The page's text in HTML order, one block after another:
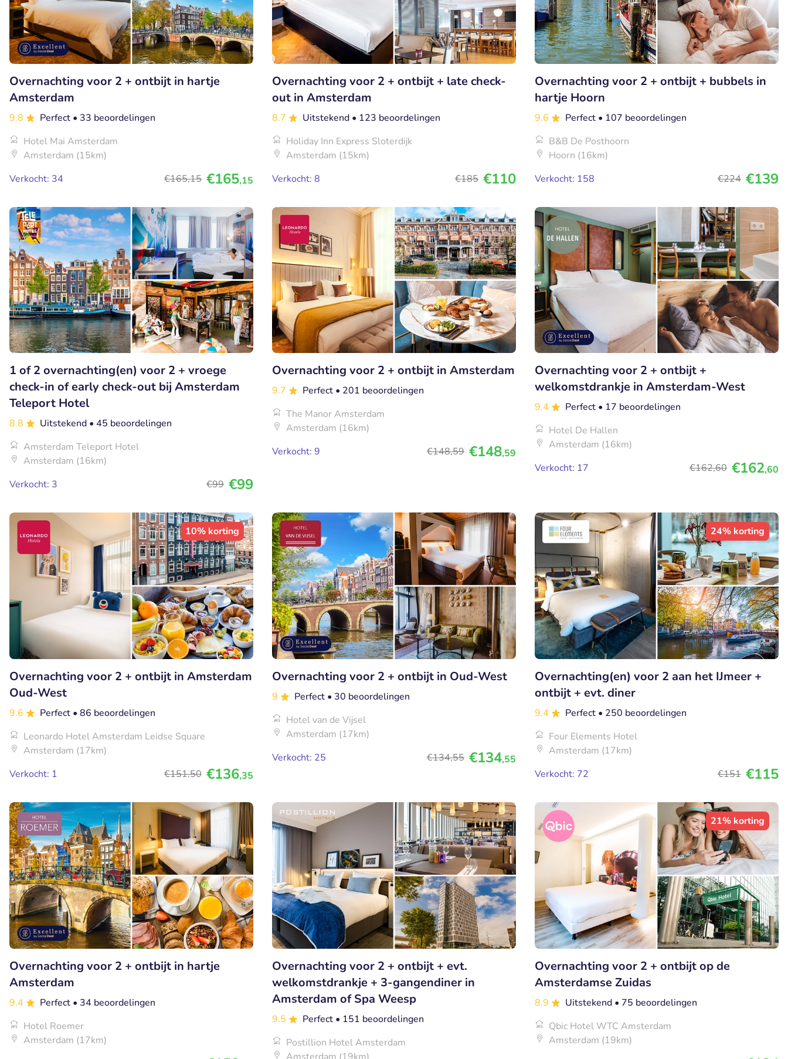
Overnachting voor 2 + ontbijt in hartje
Amsterdam
9.8 Perfect • 33 beoordelingen
Hotel Mai Amsterdam
Amsterdam (15km)
Verkocht: 34
€165,15 €165,15
Overnachting voor 2 + ontbijt + late check-
out in Amsterdam
8.7 Uitstekend • 123 beoordelingen
Holiday Inn Express Sloterdijk
Amsterdam (15km)
Verkocht: 8
€185 €110
Overnachting voor 2 + ontbijt + bubbels in
hartje Hoorn
9.6 Perfect • 107 beoordelingen
B&B De Posthoorn
Hoorn (16km)
Verkocht: 158
€224 €139
1 of 2 overnachting(en) voor 2 + vroege
check-in of early check-out bij Amsterdam
Teleport Hotel
8.8 Uitstekend • 45 beoordelingen
Amsterdam Teleport Hotel
Amsterdam (16km)
Verkocht: 3
€99 €99
Overnachting voor 2 + ontbijt in Amsterdam
9.7 Perfect • 201 beoordelingen
The Manor Amsterdam
Amsterdam (16km)
Verkocht: 9
€148,59 €148,59
Overnachting voor 2 + ontbijt +
welkomstdrankje in Amsterdam-West
9.4 Perfect • 17 beoordelingen
Hotel De Hallen
Amsterdam (16km)
Verkocht: 17
€162,60 €162,60
10% korting
Overnachting voor 2 + ontbijt in Amsterdam
Oud-West
9.6 Perfect • 86 beoordelingen
Leonardo Hotel Amsterdam Leidse Square
Amsterdam (17km)
Verkocht: 1
€151,50 €136,35
Overnachting voor 2 + ontbijt in Oud-West
9 Perfect • 30 beoordelingen
Hotel van de Vijsel
Amsterdam (17km)
Verkocht: 25
€134,55 €134,55
24% korting
Overnachting(en) voor 2 aan het IJmeer +
ontbijt + evt. diner
9.4 Perfect • 250 beoordelingen
Four Elements Hotel
Amsterdam (17km)
Verkocht: 72
€151 €115
Overnachting voor 2 + ontbijt in hartje
Amsterdam
9.4 Perfect • 34 beoordelingen
Hotel Roemer
Amsterdam (17km)
Overnachting voor 2 + ontbijt + evt.
welkomstdrankje + 3-gangendiner in
Amsterdam of Spa Weesp
9.5 Perfect • 151 beoordelingen
Postillion Hotel Amsterdam
Amsterdam (19km)
21% korting
Overnachting voor 2 + ontbijt op de
Amsterdamse Zuidas
8.9 Uitstekend • 75 beoordelingen
Qbic Hotel WTC Amsterdam
Amsterdam (19km)